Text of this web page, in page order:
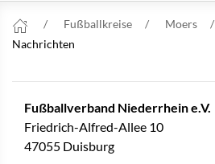
Fußballkreise Moers
Nachrichten
Fußballverband Niederrhein e.V.
Friedrich-Alfred-Allee 10
47055 Duisburg